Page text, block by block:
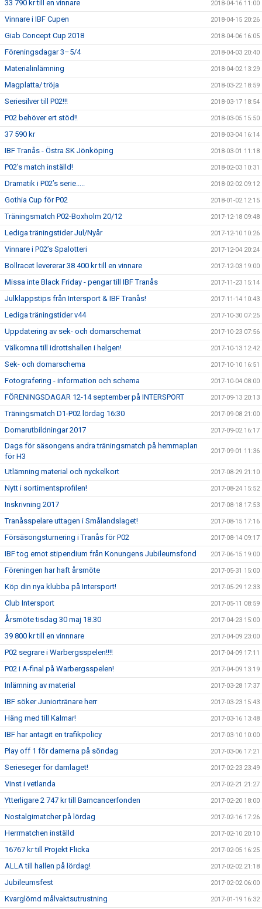
33 790 kr till en vinnare 2018-04-16 11:00
Vinnare i IBF Cupen 2018-04-15 20:26
Giab Concept Cup 2018 2018-04-06 16:05
Föreningsdagar 3–5/4 2018-04-03 20:40
Materialinlämning 2018-04-02 13:29
Magplatta/ tröja 2018-03-22 18:59
Seriesilver till P02!!! 2018-03-17 18:54
P02 behöver ert stöd!! 2018-03-05 15:50
37 590 kr 2018-03-04 16:14
IBF Tranås - Östra SK Jönköping 2018-03-01 11:18
P02’s match inställd! 2018-02-03 10:31
Dramatik i P02’s serie..... 2018-02-02 09:12
Gothia Cup för P02 2018-01-02 12:15
Träningsmatch P02-Boxholm 20/12 2017-12-18 09:48
Lediga träningstider Jul/Nyår 2017-12-10 10:26
Vinnare i P02’s Spalotteri 2017-12-04 20:24
Bollracet levererar 38 400 kr till en vinnare 2017-12-03 19:00
Missa inte Black Friday - pengar till IBF Tranås 2017-11-23 15:14
Julklappstips från Intersport & IBF Tranås! 2017-11-14 10:43
Lediga träningstider v44 2017-10-30 07:25
Uppdatering av sek- och domarschemat 2017-10-23 07:56
Välkomna till idrottshallen i helgen! 2017-10-13 12:42
Sek- och domarschema 2017-10-10 16:51
Fotografering - information och schema 2017-10-04 08:00
FÖRENINGSDAGAR 12-14 september på INTERSPORT 2017-09-13 20:13
Träningsmatch D1-P02 lördag 16:30 2017-09-08 21:00
Domarutbildningar 2017 2017-09-02 16:17
Dags för säsongens andra träningsmatch på hemmaplan
för H3
2017-09-01 11:36
Utlämning material och nyckelkort 2017-08-29 21:10
Nytt i sortimentsprofilen! 2017-08-24 15:52
Inskrivning 2017 2017-08-18 17:53
Tranåsspelare uttagen i Smålandslaget! 2017-08-15 17:16
Försäsongsturnering i Tranås för P02 2017-08-14 09:17
IBF tog emot stipendium från Konungens Jubileumsfond 2017-06-15 19:00
Föreningen har haft årsmöte 2017-05-31 15:00
Köp din nya klubba på Intersport! 2017-05-29 12:33
Club Intersport 2017-05-11 08:59
Årsmöte tisdag 30 maj 18.30 2017-04-23 15:00
39 800 kr till en vinnnare 2017-04-09 23:00
P02 segrare i Warbergsspelen!!!! 2017-04-09 17:11
P02 i A-final på Warbergsspelen! 2017-04-09 13:19
Inlämning av material 2017-03-28 17:37
IBF söker Juniortränare herr 2017-03-23 15:43
Häng med till Kalmar! 2017-03-16 13:48
IBF har antagit en trafikpolicy 2017-03-10 10:00
Play off 1 för damerna på söndag 2017-03-06 17:21
Serieseger för damlaget! 2017-02-23 23:49
Vinst i vetlanda 2017-02-21 21:27
Ytterligare 2 747 kr till Barncancerfonden 2017-02-20 18:00
Nostalgimatcher på lördag 2017-02-16 17:26
Herrmatchen inställd 2017-02-10 20:10
16767 kr till Projekt Flicka 2017-02-05 16:25
ALLA till hallen på lördag! 2017-02-02 21:18
Jubileumsfest 2017-02-02 06:00
Kvarglömd målvaktsutrustning 2017-01-19 16:32